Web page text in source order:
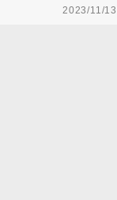
2023/11/13